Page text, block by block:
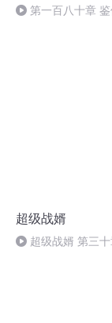
第一百八十章
超级战婿
超级战婿 第三